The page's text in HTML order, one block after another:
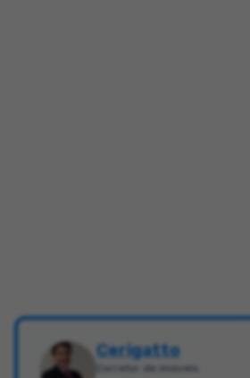
Cerigatto
Corretor de imóveis